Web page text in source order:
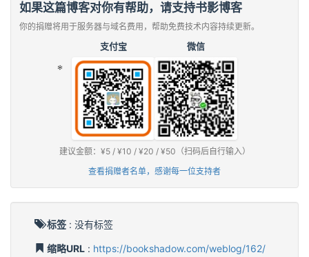
如果这篇博客对你有帮助，请支持书影博客
你的捐赠将用于服务器与域名费用，帮助免费技术内容持续更新。
支付宝 微信
建议金额：¥5 / ¥10 / ¥20 / ¥50（扫码后自行输入）
查看捐赠者名单，感谢每一位支持者
标签 : 没有标签
缩略URL : https://bookshadow.com/weblog/162/